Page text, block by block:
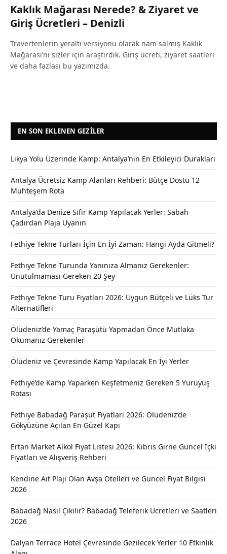
Kaklık Mağarası Nerede? & Ziyaret ve
Giriş Ücretleri – Denizli
Travertenlerin yeraltı versiyonu olarak nam salmış Kaklık
Mağarası’nı sizler için araştırdık. Giriş ücreti, ziyaret saatleri
ve daha fazlası bu yazımızda.
EN SON EKLENEN GEZILER
Likya Yolu Üzerinde Kamp: Antalya’nın En Etkileyici Durakları
Antalya Ücretsiz Kamp Alanları Rehberi: Bütçe Dostu 12
Muhteşem Rota
Antalya’da Denize Sıfır Kamp Yapılacak Yerler: Sabah
Çadırdan Plaja Uyanın
Fethiye Tekne Turları İçin En İyi Zaman: Hangi Ayda Gitmeli?
Fethiye Tekne Turunda Yanınıza Almanız Gerekenler:
Unutulmaması Gereken 20 Şey
Fethiye Tekne Turu Fiyatları 2026: Uygun Bütçeli ve Lüks Tur
Alternatifleri
Ölüdeniz’de Yamaç Paraşütü Yapmadan Önce Mutlaka
Okumanız Gerekenler
Ölüdeniz ve Çevresinde Kamp Yapılacak En İyi Yerler
Fethiye’de Kamp Yaparken Keşfetmeniz Gereken 5 Yürüyüş
Rotası
Fethiye Babadağ Paraşüt Fiyatları 2026: Ölüdeniz’de
Gökyüzüne Açılan En Güzel Kapı
Ertan Market Alkol Fiyat Listesi 2026: Kıbrıs Girne Güncel İçki
Fiyatları ve Alışveriş Rehberi
Kendine Ait Plajı Olan Avşa Otelleri ve Güncel Fiyat Bilgisi
2026
Babadağ Nasıl Çıkılır? Babadağ Teleferik Ücretleri ve Saatleri
2026
Dalyan Terrace Hotel Çevresinde Gezilecek Yerler 10 Etkinlik